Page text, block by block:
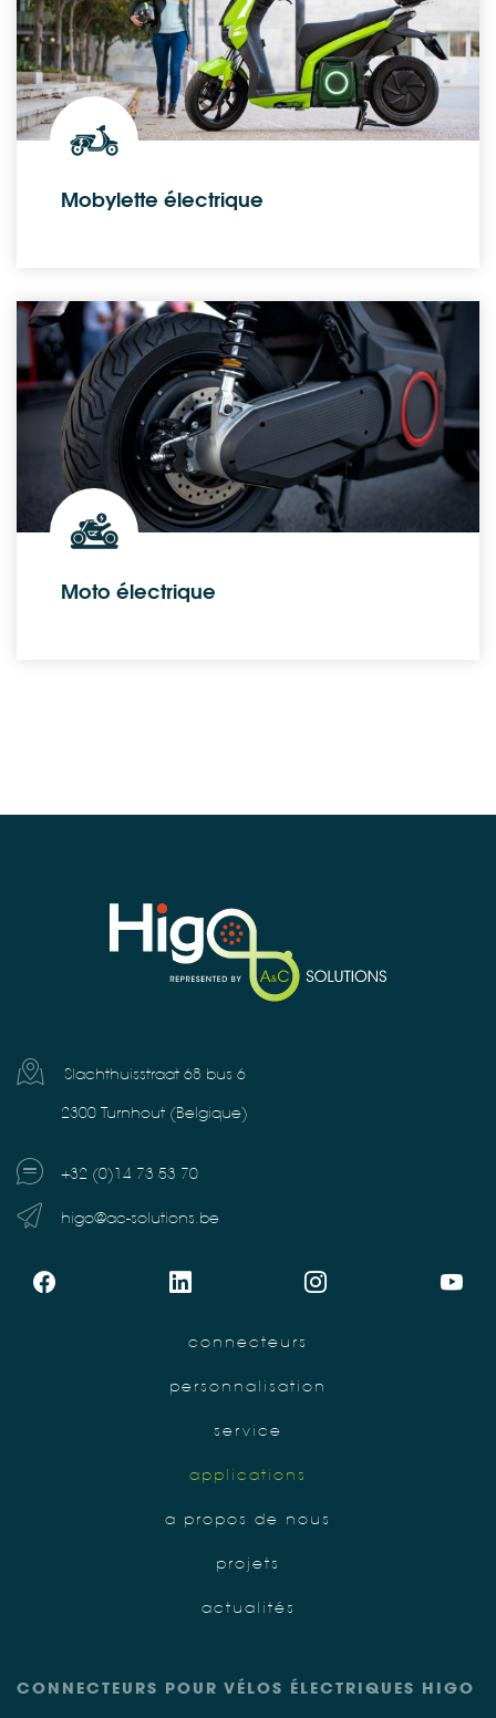
Mobylette électrique
Moto électrique
Slachthuisstraat 68 bus 6
2300 Turnhout (Belgique)
+32 (0)14 73 53 70
higo@ac-solutions.be
connecteurs
personnalisation
service
applications
a propos de nous
projets
actualités
CONNECTEURS POUR VÉLOS ÉLECTRIQUES HIGO